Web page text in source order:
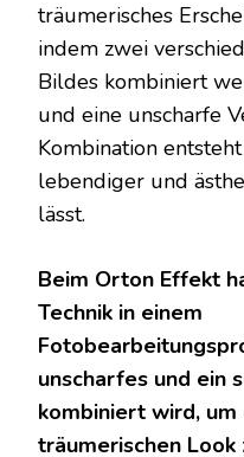
träumerisches
indem zwei
Bildes kombiniert
und eine unscharfe
Kombination
lebendiger und
lässt.
Beim Orton Effekt
Technik in einem
unscharfes und ein
kombiniert wird, um
träumerischen Look